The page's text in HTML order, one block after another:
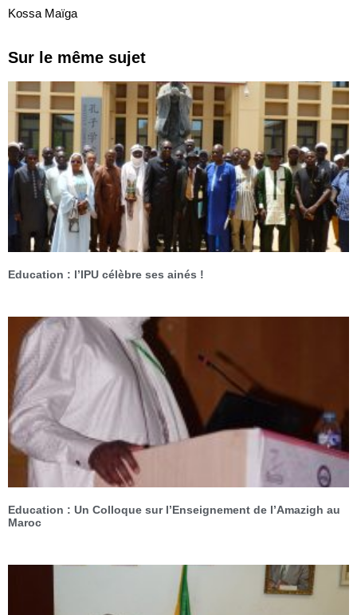
Kossa Maïga
Sur le même sujet
Education : l’IPU célèbre ses ainés !
Education : Un Colloque sur l’Enseignement de l’Amazigh au
Maroc